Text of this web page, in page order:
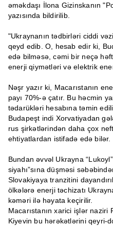
əməkdaşı İlona Gizinskanın
yazısında bildirilib.
"Ukraynanın tədbirləri ciddi
qeyd edib. O, hesab edir ki,
edə bilməsə, cəmi bir neçə
enerji qiymətləri və elektrik
Nəşr yazır ki, Macarıstanın
payı 70%-ə çatır. Bu həcmin
tədarükləri hesabına təmin
Budapeşt indi Xorvatiyadan
rus şirkətlərindən daha çox
ehtiyatlardan istifadə edə bilər.
Bundan əvvəl Ukrayna
siyahı”sına düşməsi
Slovakiyaya tranzitini
ölkələrə enerji təchizatı
kəməri ilə həyata keçirilir.
Macarıstanın xarici işlər
Kiyevin bu hərəkətlərini qeyri-